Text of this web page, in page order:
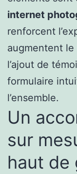
internet
renforcent
augmentent
l’ajout de
formulaire
l’ensemble.
Un
sur
haut de